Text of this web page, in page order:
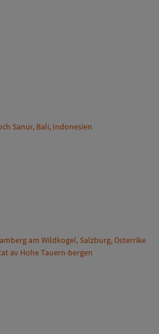
Sanur, Bali, Indonesien
am Wildkogel, Salzburg, Österrike
av Hohe Tauern-bergen